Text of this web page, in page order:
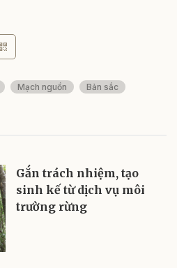
Mạch nguồn
Bản sắc
Gắn trách nhiệm, tạo
sinh kế từ dịch vụ môi
trường rừng